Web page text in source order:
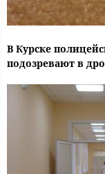
В Курске
подозревают в